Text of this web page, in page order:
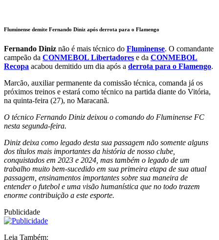
Fluminense demite Fernando Diniz após derrota para o Flamengo
Fernando Diniz não é mais técnico do Fluminense. O comandante
campeão da CONMEBOL Libertadores e da CONMEBOL
Recopa acabou demitido um dia após a derrota para o Flamengo.
Marcão, auxiliar permanente da comissão técnica, comanda já os
próximos treinos e estará como técnico na partida diante do Vitória,
na quinta-feira (27), no Maracanã.
O técnico Fernando Diniz deixou o comando do Fluminense FC
nesta segunda-feira.
Diniz deixa como legado desta sua passagem não somente alguns
dos títulos mais importantes da história de nosso clube,
conquistados em 2023 e 2024, mas também o legado de um
trabalho muito bem-sucedido em sua primeira etapa de sua atual
passagem, ensinamentos importantes sobre sua maneira de
entender o futebol e uma visão humanística que no todo trazem
enorme contribuição a este esporte.
Publicidade
Leia Também: